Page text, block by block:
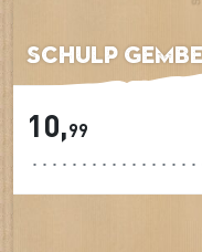
Schulp
10,99